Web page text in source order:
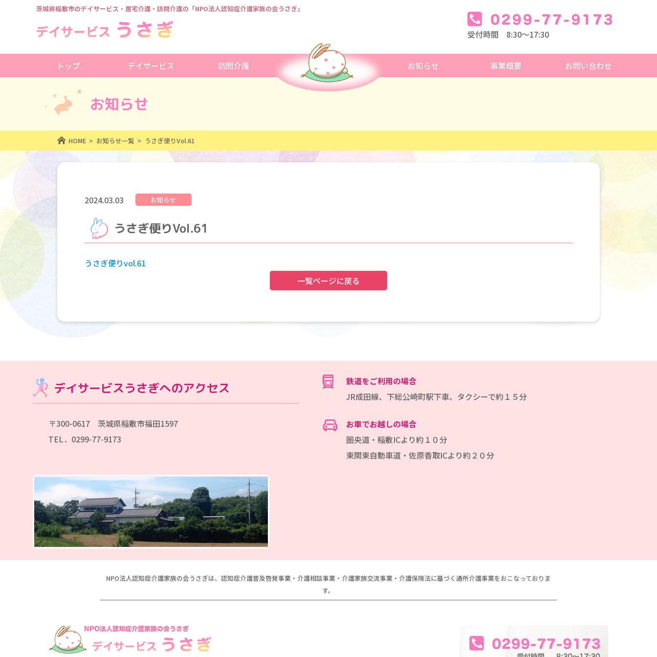
茨城県稲敷市のデイサービス・居宅介護・訪問介護の 「NPO法人認知症介護家族の会うさぎ」
受付時間 8:30～17:30
トップ デイサービス 訪問介護 お知らせ 事業概要 お問い合わせ
お知らせ
HOME お知らせ一覧 うさぎ便りVol.61
2024.03.03 お知らせ
うさぎ便りVol.61
うさぎ便りvol.61
一覧ページに戻る
デイサービスうさぎへのアクセス
〒300-0617 茨城県稲敷市福田1597
TEL．0299-77-9173
鉄道をご利用の場合
JR成田線、下総公崎町駅下車、タクシーで約１５分
お車でお越しの場合
圏央道・稲敷ICより約１０分
東関東自動車道・佐原香取ICより約２０分
NPO法人認知症介護家族の会うさぎは、認知症介護普及啓発事業・介護相談事業・介護家族交流事業・介護保険法に基づく通所介護事業をおこなっておりま
す。